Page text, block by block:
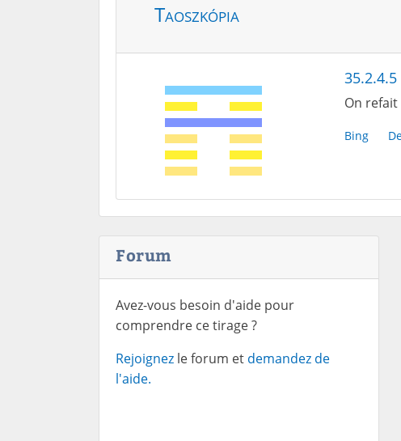
Taoszkópia
On
Bing
Forum
Avez-vous besoin d'aide pour
comprendre ce tirage ?
Rejoignez le forum et demandez de
l'aide.